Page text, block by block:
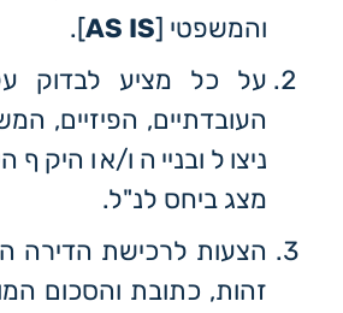
והמשפטי [AS IS
].
על כל מציע לבדוק
העובדתיים, הפיזיים,
ניצול ובנייה ו/או
מצג ביחס לנ"ל.
הצעות לרכישת הדירה
זהות, כתובת והסכום